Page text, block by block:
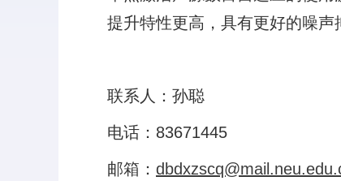
提升特性更高，具有更好的噪声
联系人：孙聪
电话：83671445
邮箱：